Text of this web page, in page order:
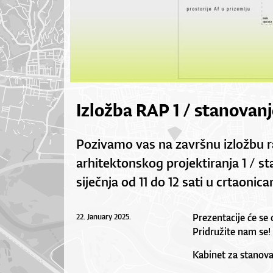
Izložba RAP 1 /
Pozivamo vas na završnu izložbu
arhitektonskog projektiranja 1 /
siječnja od 11 do 12 sati u
22. January 2025.
Prezentacije će
Pridružite nam se!
Kabinet za